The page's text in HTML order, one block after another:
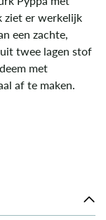
ziet er werkelijk
een zachte,
twee lagen stof
met
af te maken.